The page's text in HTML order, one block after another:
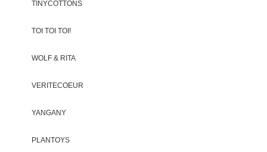
TINYCOTTONS
TOI TOI TOI!
WOLF & RITA
VERITECOEUR
YANGANY
PLANTOYS